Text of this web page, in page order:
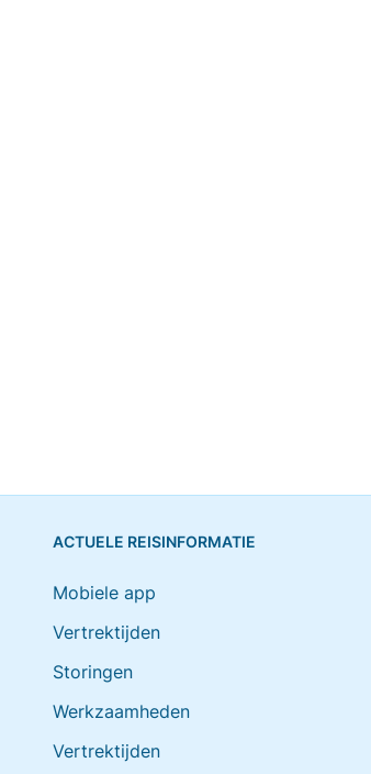
ACTUELE REISINFORMATIE
Mobiele app
Vertrektijden
Storingen
Werkzaamheden
Vertrektijden